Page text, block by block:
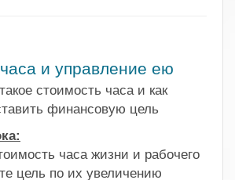
и управление ею
стоимость часа и как
финансовую цель
часа жизни и рабочего
цель по их увеличению